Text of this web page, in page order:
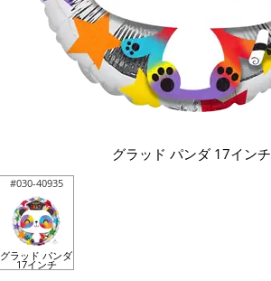
グラッド パンダ 17インチ
#030-40935
グラッド パンダ
17インチ